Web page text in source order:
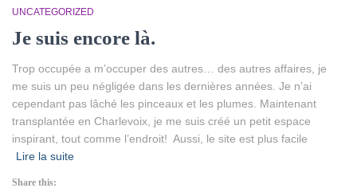
UNCATEGORIZED
Je suis encore là.
Trop occupée a m’occuper des autres… des autres affaires, je
me suis un peu négligée dans les dernières années. Je n’ai
cependant pas lâché les pinceaux et les plumes. Maintenant
transplantée en Charlevoix, je me suis créé un petit espace
inspirant, tout comme l’endroit! Aussi, le site est plus facile
Lire la suite
Share this: